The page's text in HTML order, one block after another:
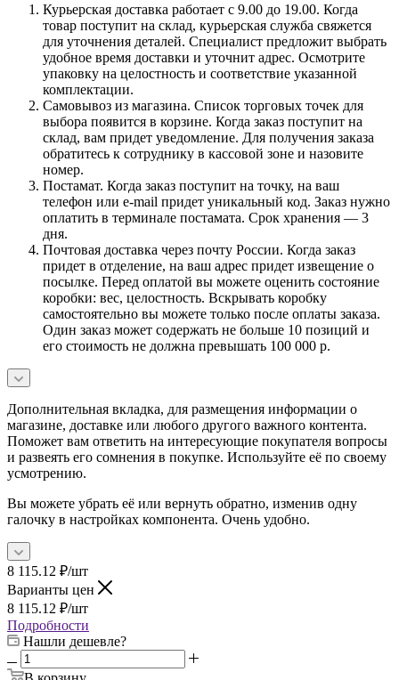
Курьерская доставка работает с 9.00 до 19.00. Когда
товар поступит на склад, курьерская служба свяжется
для уточнения деталей. Специалист предложит выбрать
удобное время доставки и уточнит адрес. Осмотрите
упаковку на целостность и соответствие указанной
комплектации.
Самовывоз из магазина. Список торговых точек для
выбора появится в корзине. Когда заказ поступит на
склад, вам придет уведомление. Для получения заказа
обратитесь к сотруднику в кассовой зоне и назовите
номер.
Постамат. Когда заказ поступит на точку, на ваш
телефон или e-mail придет уникальный код. Заказ нужно
оплатить в терминале постамата. Срок хранения — 3
дня.
Почтовая доставка через почту России. Когда заказ
придет в отделение, на ваш адрес придет извещение о
посылке. Перед оплатой вы можете оценить состояние
коробки: вес, целостность. Вскрывать коробку
самостоятельно вы можете только после оплаты заказа.
Один заказ может содержать не больше 10 позиций и
его стоимость не должна превышать 100 000 р.
Дополнительная вкладка, для размещения информации о
магазине, доставке или любого другого важного контента.
Поможет вам ответить на интересующие покупателя вопросы
и развеять его сомнения в покупке. Используйте её по своему
усмотрению.
Вы можете убрать её или вернуть обратно, изменив одну
галочку в настройках компонента. Очень удобно.
8 115.12 ₽/шт
Варианты цен
8 115.12 ₽/шт
Подробности
Нашли дешевле?